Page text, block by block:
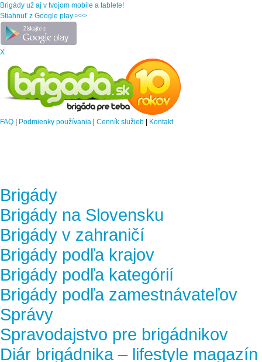
Brigády už aj v tvojom mobile a tablete!
Stiahnuť z Google play >>>
X
FAQ Podmienky používania Cenník služieb Kontakt
Brigády
Brigády na Slovensku
Brigády v zahraničí
Brigády podľa krajov
Brigády podľa kategórií
Brigády podľa zamestnávateľov
Správy
Spravodajstvo pre brigádnikov
Diár brigádnika – lifestyle magazín